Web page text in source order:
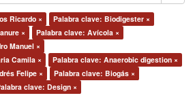
Ricardo ×
Palabra clave: Biodigester ×
×
Palabra clave: Avícola ×
Manuel ×
Camila ×
Palabra clave: Anaerobic digestion ×
Felipe ×
Palabra clave: Biogás ×
clave: Design ×